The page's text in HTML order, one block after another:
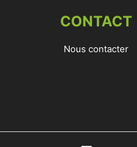
CONTACT
Nous contacter